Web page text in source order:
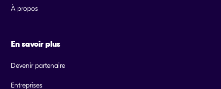
À propos
En savoir plus
Devenir partenaire
Entreprises